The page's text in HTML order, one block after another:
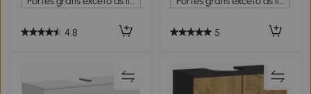
com ou sem Pedestral
Brilhante 4.8
Armário 40x23x50 Branco
5